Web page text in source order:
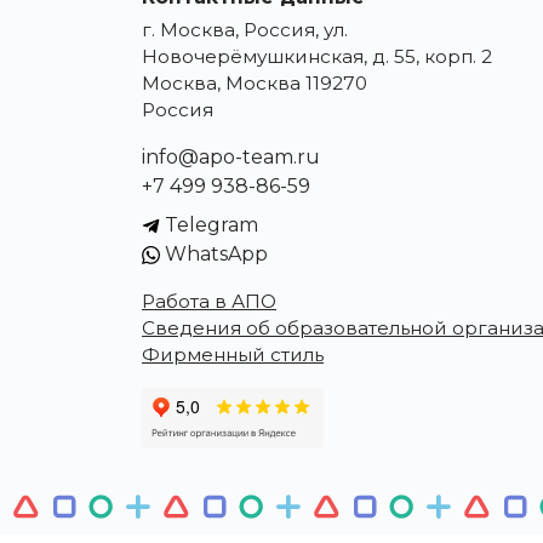
г. Москва, Россия, ул.
Новочерёмушкинская, д. 55, корп. 2
Москва, Москва 119270
Россия
info@apo-team.ru
+7 499 938-86-59
Telegram
WhatsApp
Работа в АПО
Сведения об образовательной
Фирменный стиль